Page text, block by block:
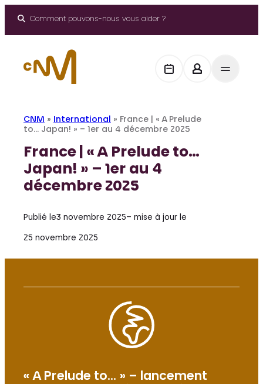
Comment pouvons-nous vous aider ?
CNM » International » France | « A Prelude
to… Japan! » – 1er au 4 décembre 2025
France | « A Prelude to…
Japan! » – 1er au 4
décembre 2025
Publié le3 novembre 2025– mise à jour le
25 novembre 2025
« A Prelude to… » – lancement